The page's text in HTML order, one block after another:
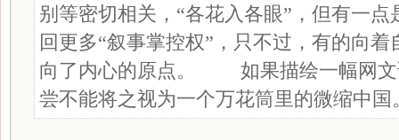
别等密切相关，“各花入各眼”，但有一
回更多“叙事掌控权”，只不过，有的向
向了内心的原点。 如果描绘一幅网文
尝不能将之视为一个万花筒里的微缩中国